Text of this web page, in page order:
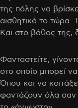
της πόλης να
αισθητικά το τώρα.
Και στο βάθος της,
Φανταστείτε,
στο οποίο μπορεί
Όπου και να
φαντάζουν όλα σαν